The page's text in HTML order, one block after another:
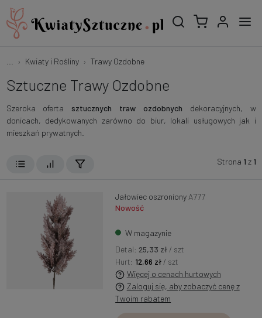
Kwiaty i Rośliny Trawy Ozdobne
Sztuczne Trawy Ozdobne
Szeroka oferta sztucznych traw ozdobnych dekoracyjnych, w
donicach, dedykowanych zarówno do biur, lokali usługowych jak i
mieszkań prywatnych.
Strona 1 z 1
Jałowiec oszroniony A777
Nowość
W magazynie
Detal: 25,33 zł / szt
Hurt: 12,66 zł / szt
Więcej o cenach hurtowych
Zaloguj się, aby zobaczyć cenę z
Twoim rabatem